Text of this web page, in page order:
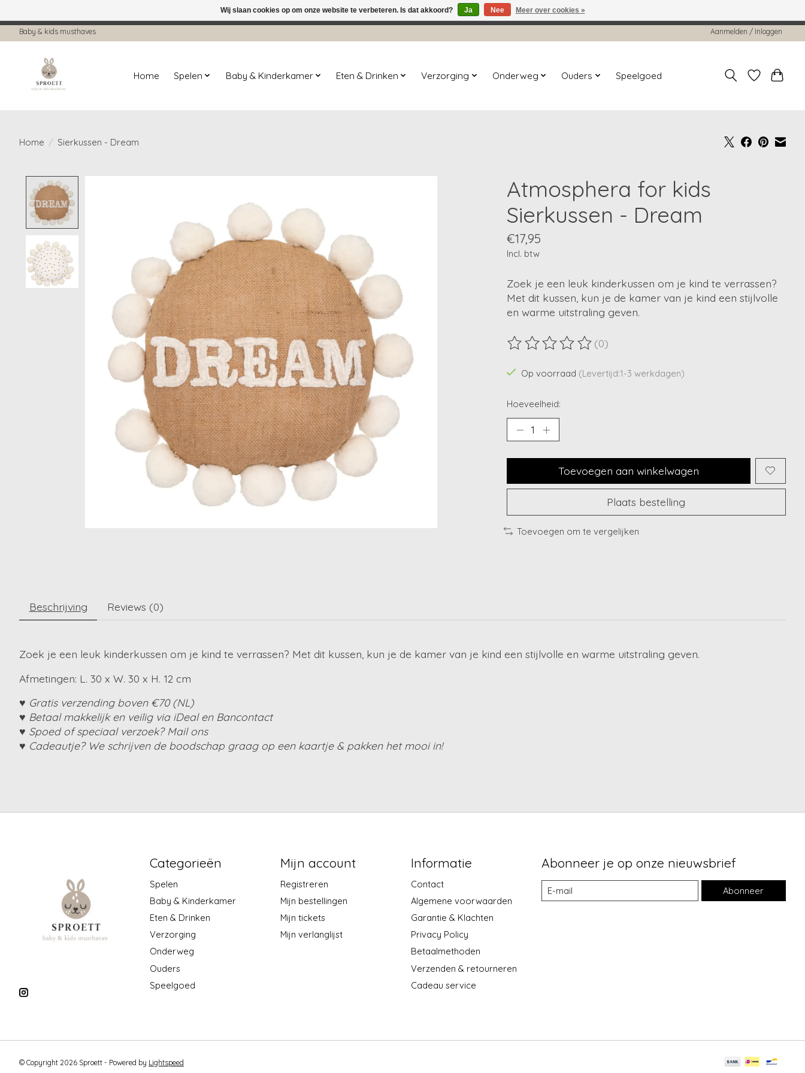
Baby & kids musthaves Aanmelden / Inloggen
Home Spelen Baby & Kinderkamer Eten & Drinken Verzorging Onderweg Ouders Speelgoed
Home / Sierkussen - Dream
Atmosphera for kids
Sierkussen - Dream
€17,95
Incl. btw
Zoek je een leuk kinderkussen om je kind te verrassen?
Met dit kussen, kun je de kamer van je kind een stijlvolle
en warme uitstraling geven.
De beoordeling van dit product is
(0)
Op voorraad (Levertijd:1-3 werkdagen)
Hoeveelheid:
Toevoegen aan winkelwagen
Plaats bestelling
Toevoegen om te vergelijken
Beschrijving Reviews (0)
Zoek je een leuk kinderkussen om je kind te verrassen? Met dit kussen, kun je de kamer van je kind een stijlvolle en warme uitstraling geven.
Afmetingen: L. 30 x W. 30 x H. 12 cm
♥ Gratis verzending boven €70 (NL)
♥ Betaal makkelijk en veilig via iDeal en Bancontact
♥ Spoed of speciaal verzoek? Mail ons
♥ Cadeautje? We schrijven de boodschap graag op een kaartje & pakken het mooi in!
Categorieën
Spelen
Baby & Kinderkamer
Eten & Drinken
Verzorging
Onderweg
Ouders
Speelgoed
Mijn account
Registreren
Mijn bestellingen
Mijn tickets
Mijn verlanglijst
Informatie
Contact
Algemene voorwaarden
Garantie & Klachten
Privacy Policy
Betaalmethoden
Verzenden & retourneren
Cadeau service
Abonneer je op onze nieuwsbrief
Abonneer
© Copyright 2026 Sproett - Powered by Lightspeed
Wij slaan cookies op om onze website te verbeteren. Is dat akkoord? Ja Nee Meer over cookies »
← Keer terug naar de backofficeDeze winkel is in aanbouw. Eventueel geplaatste orders zullen niet worden gehonoreerd of verwerkt.